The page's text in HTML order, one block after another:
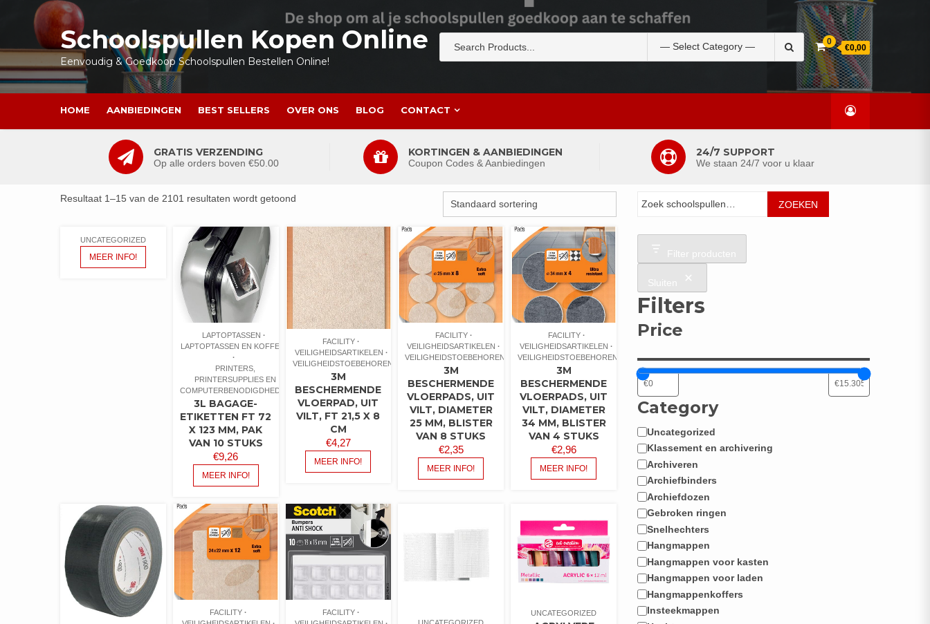
inhoud
Schoolspullen Kopen Online
Eenvoudig & Goedkoop Schoolspullen Bestellen Online!
naar:
0
€0,00
HOME AANBIEDINGEN BEST SELLERS OVER ONS BLOG CONTACT
GRATIS VERZENDING
Op alle orders boven €50.00
KORTINGEN & AANBIEDINGEN
Coupon Codes & Aanbiedingen
24/7 SUPPORT
We staan 24/7 voor u klaar
Resultaat 1–15 van de 2101 resultaten wordt getoond
UNCATEGORIZED
MEER INFO!
LAPTOPTASSEN
LAPTOPTASSEN EN KOFFERS
PRINTERS,
PRINTERSUPPLIES EN
COMPUTERBENODIGDHEDEN
3L BAGAGE-
ETIKETTEN FT 72
X 123 MM, PAK
VAN 10 STUKS
€9,26
MEER INFO!
FACILITY
VEILIGHEIDSARTIKELEN
VEILIGHEIDSTOEBEHOREN
3M
BESCHERMENDE
VLOERPAD, UIT
VILT, FT 21,5 X 8
CM
€4,27
MEER INFO!
FACILITY
VEILIGHEIDSARTIKELEN
VEILIGHEIDSTOEBEHOREN
3M
BESCHERMENDE
VLOERPADS, UIT
VILT, DIAMETER
25 MM, BLISTER
VAN 8 STUKS
€2,35
MEER INFO!
FACILITY
VEILIGHEIDSARTIKELEN
VEILIGHEIDSTOEBEHOREN
3M
BESCHERMENDE
VLOERPADS, UIT
VILT, DIAMETER
34 MM, BLISTER
VAN 4 STUKS
€2,96
MEER INFO!
FACILITY
FACILITY
UNCATEGORIZED
ZOEKEN
Filter producten
Sluiten
Filters
Price
Category
Categorie
Uncategorized
Klassement en archivering
Archiveren
Archiefbinders
Archiefdozen
Gebroken ringen
Snelhechters
Hangmappen
Hangmappen voor kasten
Hangmappen voor laden
Hangmappenkoffers
Insteekmappen